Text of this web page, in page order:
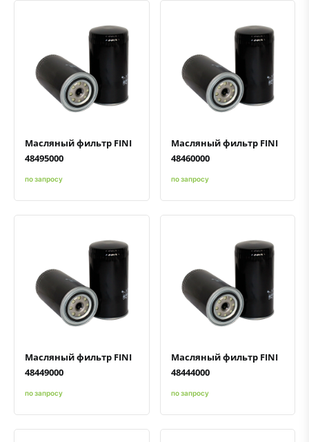
Быстрый просмотрДобавить к сравнению
Добавить в избранное
Масляный фильтр FINI
48495000
по запросу
Быстрый просмотрДобавить к сравнению
Добавить в избранное
Масляный фильтр FINI
48460000
по запросу
Быстрый просмотрДобавить к сравнению
Добавить в избранное
Масляный фильтр FINI
48449000
по запросу
Быстрый просмотрДобавить к сравнению
Добавить в избранное
Масляный фильтр FINI
48444000
по запросу